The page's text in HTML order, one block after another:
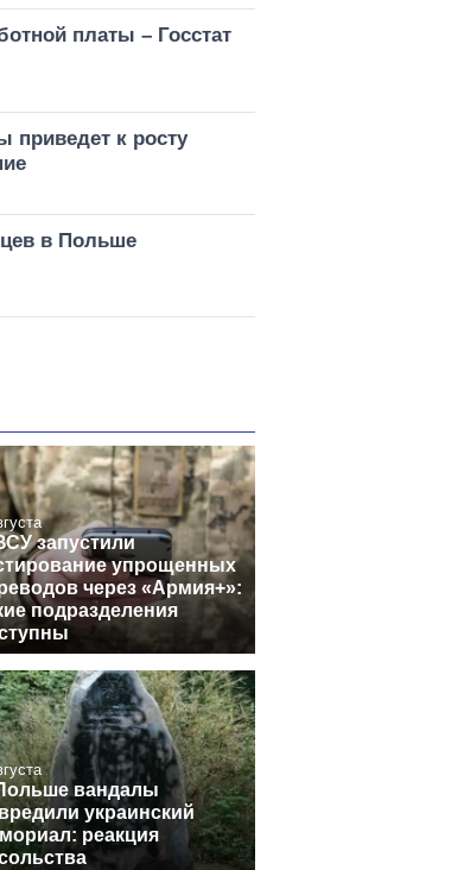
платы – Госстат
к росту
в Польше
запустили
упрощенных
через «Армия+»:
подразделения
вандалы
украинский
реакция